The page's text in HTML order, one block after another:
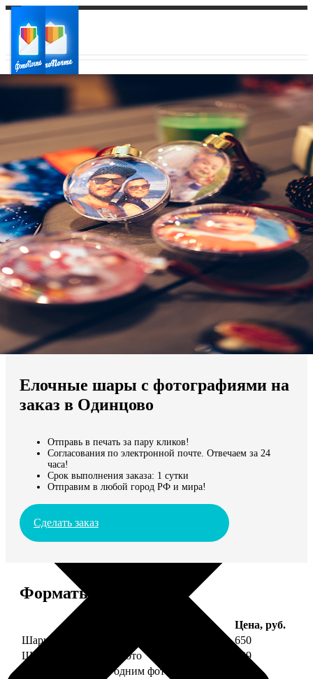
Ваш город:
Ваш регион доставки
Выберите из списка:
Мы доставляем по всему миру
Продолжить без города
Елочные шары с фотографиями на
заказ в Одинцово
Отправь в печать за пару кликов!
Согласования по электронной почте. Отвечаем за 24
часа!
Срок выполнения заказа: 1 сутки
Отправим в любой город РФ и мира!
Сделать заказ
Форматы и цены
Цена, руб.
Шарик елочный с 1 фото
650
Шарик елочный с 2 фото
699
Шарик-шкатулка с одним фото